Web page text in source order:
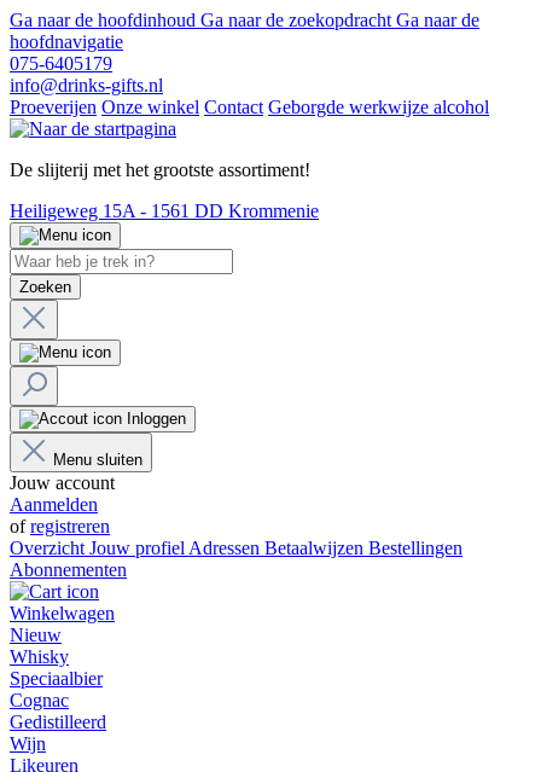
Ga naar de hoofdinhoud Ga naar de zoekopdracht Ga naar de
hoofdnavigatie
075-6405179
info@drinks-gifts.nl
Proeverijen Onze winkel Contact Geborgde werkwijze alcohol
De slijterij met het grootste assortiment!
Heiligeweg 15A - 1561 DD Krommenie
Zoeken
Inloggen
Menu sluiten
Jouw account
Aanmelden
ofregistreren
Overzicht Jouw profiel Adressen Betaalwijzen Bestellingen
Abonnementen
Winkelwagen
Nieuw
Whisky
Speciaalbier
Cognac
Gedistilleerd
Wijn
Likeuren